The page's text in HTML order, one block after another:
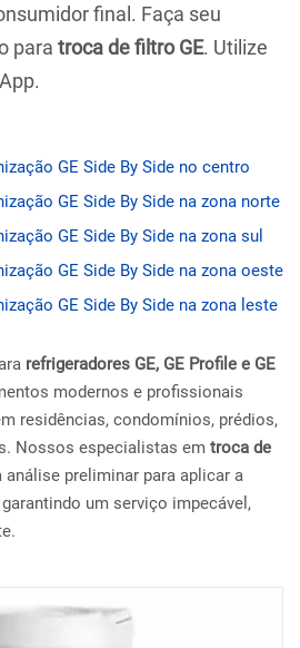
final. Faça seu
para troca de filtro GE. Utilize
GE Side By Side no centro
GE Side By Side na zona norte
GE Side By Side na zona sul
GE Side By Side na zona oeste
GE Side By Side na zona leste
refrigeradores GE, GE Profile e GE
modernos e profissionais
residências, condomínios, prédios,
Nossos especialistas em troca de
análise preliminar para aplicar a
um serviço impecável,